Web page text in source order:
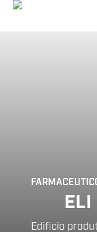
Edificio